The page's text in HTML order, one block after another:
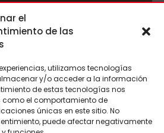
el
de las
utilizamos tecnologías
y/o acceder a la información
de estas tecnologías nos
el comportamiento de
únicas en este sitio. No
puede afectar negativamente